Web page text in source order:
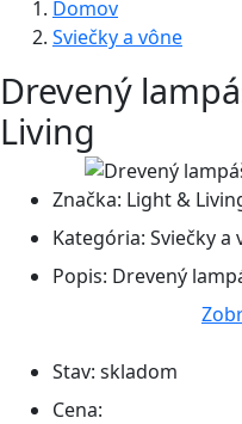
Domov
Sviečky a vône
Drevený
Living
Značka: Light &
Kategória: Sviečky a
Popis: Drevený
Stav: skladom
Cena: